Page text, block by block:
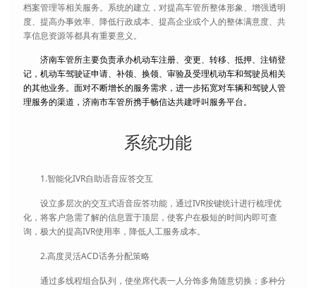
档案管理等相关服务。系统的建立，对提高车管所整体形象、增强透明
度、提高办事效率、降低行政成本、提高企业或个人的整体满意度、共
享信息资源等都具有重要意义。
济南车管所主要负责承办机动车注册、变更、转移、抵押、注销登
记，机动车驾驶证申请、补领、换领、审验及受理机动车和驾驶员相关
的其他业务。面对不断增长的服务需求，进一步拓宽对车辆和驾驶人管
理服务的渠道，济南市车管所携手畅信达共建呼叫服务平台。
系统功能
1.智能化IVR自助语音应答交互
设立多层次的交互式语音应答功能，通过IVR按键统计进行梳理优
化，将客户急需了解的信息置于顶层，使客户在极短的时间内即可查
询，极大的提高IVR使用率，降低人工服务成本。
2.高度灵活ACD话务分配策略
通过多线程组合队列，使坐席代表一人分饰多角随意切换；多种分